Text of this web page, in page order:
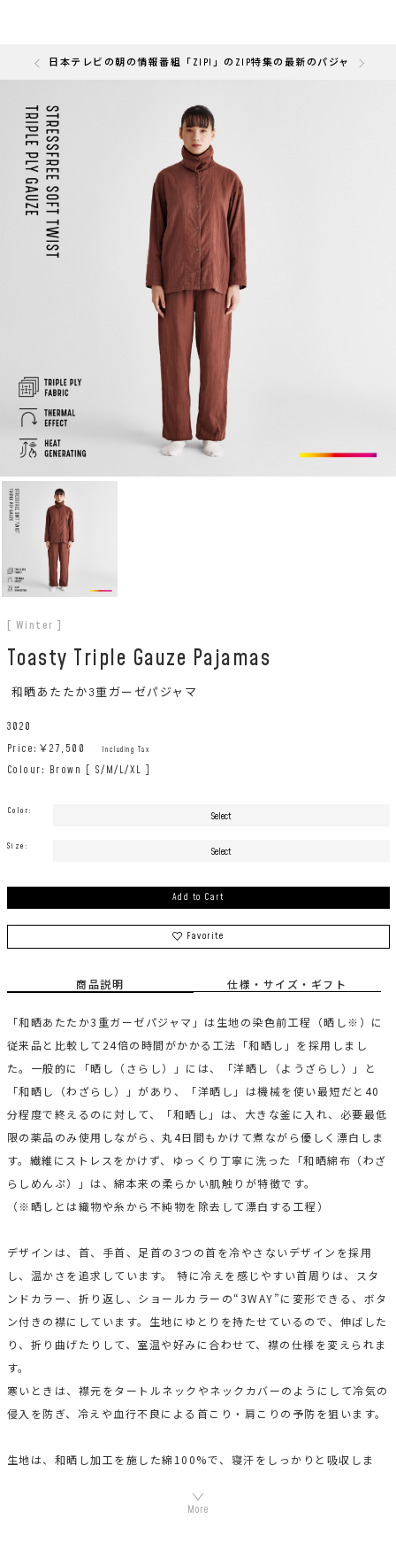
快眠部門」を受賞しました
日本テレビの朝の情報番組「ZIP!」のZIP特集の最新のパジャマとし
[ Winter ]
Toasty Triple Gauze Pajamas
和晒あたたか3重ガーゼパジャマ
3020
Price:￥27,500 Including Tax
Colour: Brown [ S/M/L/XL ]
Color:
Size:
Add to Cart
Favorite
商品説明 仕様・サイズ・ギフト
「和晒あたたか3重ガーゼパジャマ」は生地の染色前工程（晒し※）に
従来品と比較して24倍の時間がかかる工法「和晒し」を採用しまし
た。一般的に「晒し（さらし）」には、「洋晒し（ようざらし）」と
「和晒し（わざらし）」があり、「洋晒し」は機械を使い最短だと40
分程度で終えるのに対して、「和晒し」は、大きな釜に入れ、必要最低
限の薬品のみ使用しながら、丸4日間もかけて煮ながら優しく漂白しま
す。繊維にストレスをかけず、ゆっくり丁寧に洗った「和晒綿布（わざ
らしめんぷ）」は、綿本来の柔らかい肌触りが特徴です。
（※晒しとは織物や糸から不純物を除去して漂白する工程）
デザインは、首、手首、足首の3つの首を冷やさないデザインを採用
し、温かさを追求しています。 特に冷えを感じやすい首周りは、スタ
ンドカラー、折り返し、ショールカラーの“3WAY”に変形できる、ボタ
ン付きの襟にしています。生地にゆとりを持たせているので、伸ばした
り、折り曲げたりして、室温や好みに合わせて、襟の仕様を変えられま
す。
寒いときは、襟元をタートルネックやネックカバーのようにして冷気の
侵入を防ぎ、冷えや血行不良による首こり・肩こりの予防を狙います。
生地は、和晒し加工を施した綿100%で、寝汗をしっかりと吸収しま
ません。乾燥肌や敏感肌の方でも着やすいのも嬉しいポイントです。